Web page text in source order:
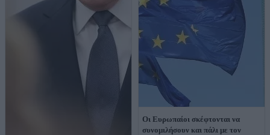
Οι Ευρωπαίοι σκέφτονται να
συνομιλήσουν και πάλι με τον